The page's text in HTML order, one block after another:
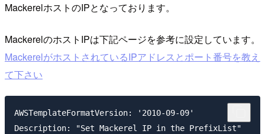
MackerelホストのIPとなっております。
MackerelのホストIPは下記ページを参考に設定しています。
MackerelがホストされているIPアドレスとポート番号を教え
て下さい
AWSTemplateFormatVersion: '2010-09-09'
Description: "Set Mackerel IP in the PrefixList"